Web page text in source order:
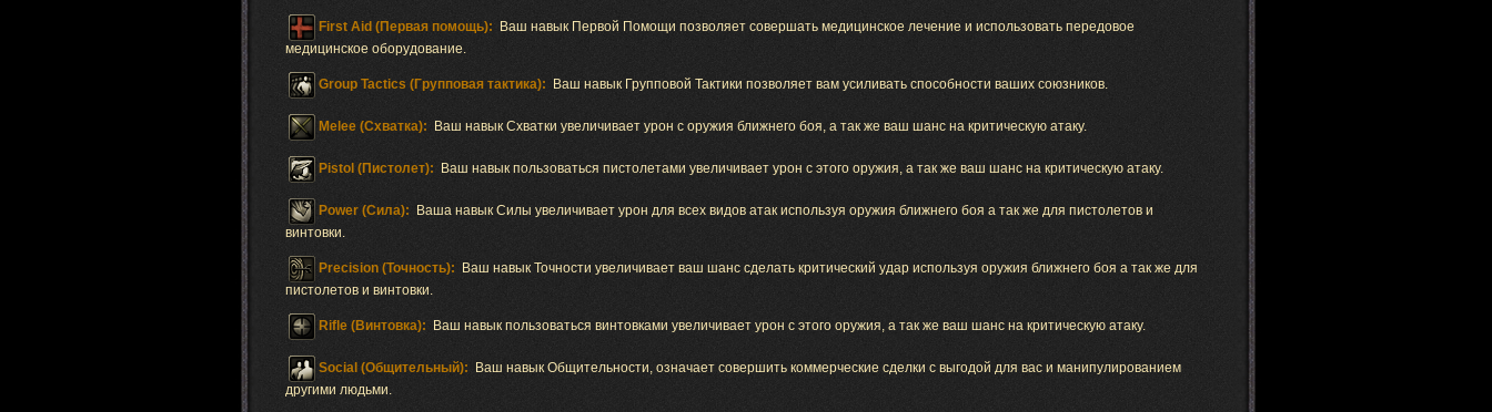
First Aid (Первая помощь):
Ваш навык Первой Помощи позволяет совершать медицинское лечение и использовать передовое
медицинское оборудование.
Group Tactics (Групповая тактика): Ваш навык Групповой Тактики позволяет вам усиливать способности ваших союзников.
Melee (Схватка): Ваш навык Схватки увеличивает урон с оружия ближнего боя, а так же ваш шанс на критическую атаку.
Pistol (Пистолет): Ваш навык пользоваться пистолетами увеличивает урон с этого оружия, а так же ваш шанс на критическую атаку.
Power (Сила):
Ваша навык Силы увеличивает урон для всех видов атак используя оружия ближнего боя а так же для пистолетов и
винтовки.
Precision (Точность):
Ваш навык Точности увеличивает ваш шанс сделать критический удар используя оружия ближнего боя а так же для
пистолетов и винтовки.
Rifle (Винтовка): Ваш навык пользоваться винтовками увеличивает урон с этого оружия, а так же ваш шанс на критическую атаку.
Social (Общительный):
Ваш навык Общительности, означает совершить коммерческие сделки с выгодой для вас и манипулированием
другими людьми.